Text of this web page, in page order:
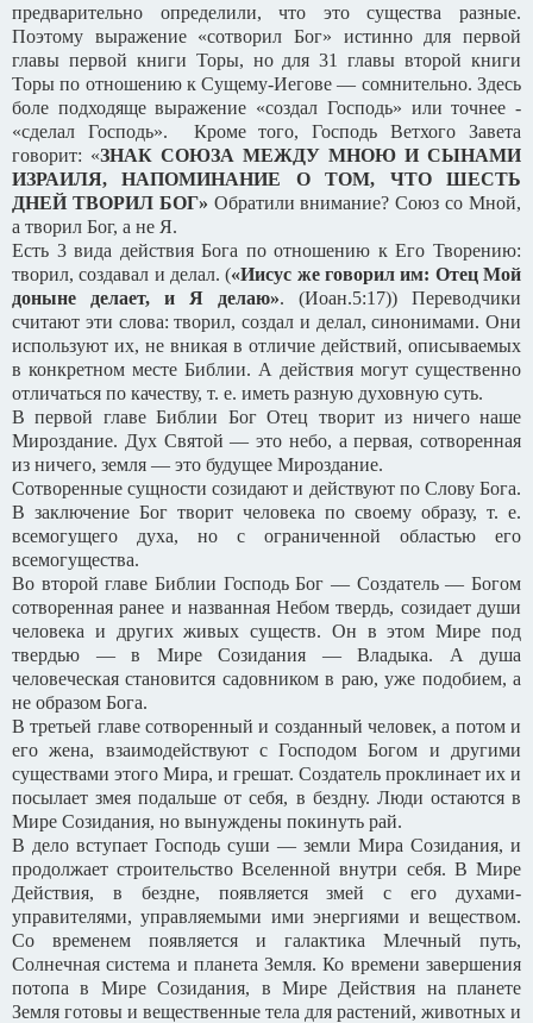
предварительно определили, что это существа разные.
Поэтому выражение «сотворил Бог» истинно для первой
главы первой книги Торы, но для 31 главы второй книги
Торы по отношению к Сущему-Иегове — сомнительно. Здесь
боле подходяще выражение «создал Господь» или точнее -
«сделал Господь». Кроме того, Господь Ветхого Завета
говорит: «ЗНАК СОЮЗА МЕЖДУ МНОЮ И СЫНАМИ
ИЗРАИЛЯ, НАПОМИНАНИЕ О ТОМ, ЧТО ШЕСТЬ
ДНЕЙ ТВОРИЛ БОГ» Обратили внимание? Союз со Мной,
а творил Бог, а не Я.
Есть 3 вида действия Бога по отношению к Его Творению:
творил, создавал и делал. («Иисус же говорил им: Отец Мой
доныне делает, и Я делаю». (Иоан.5:17)) Переводчики
считают эти слова: творил, создал и делал, синонимами. Они
используют их, не вникая в отличие действий, описываемых
в конкретном месте Библии. А действия могут существенно
отличаться по качеству, т. е. иметь разную духовную суть.
В первой главе Библии Бог Отец творит из ничего наше
Мироздание. Дух Святой — это небо, а первая, сотворенная
из ничего, земля — это будущее Мироздание.
Сотворенные сущности созидают и действуют по Слову Бога.
В заключение Бог творит человека по своему образу, т. е.
всемогущего духа, но с ограниченной областью его
всемогущества.
Во второй главе Библии Господь Бог — Создатель — Богом
сотворенная ранее и названная Небом твердь, созидает души
человека и других живых существ. Он в этом Мире под
твердью — в Мире Созидания — Владыка. А душа
человеческая становится садовником в раю, уже подобием, а
не образом Бога.
В третьей главе сотворенный и созданный человек, а потом и
его жена, взаимодействуют с Господом Богом и другими
существами этого Мира, и грешат. Создатель проклинает их и
посылает змея подальше от себя, в бездну. Люди остаются в
Мире Созидания, но вынуждены покинуть рай.
В дело вступает Господь суши — земли Мира Созидания, и
продолжает строительство Вселенной внутри себя. В Мире
Действия, в бездне, появляется змей с его духами-
управителями, управляемыми ими энергиями и веществом.
Со временем появляется и галактика Млечный путь,
Солнечная система и планета Земля. Ко времени завершения
потопа в Мире Созидания, в Мире Действия на планете
Земля готовы и вещественные тела для растений, животных и